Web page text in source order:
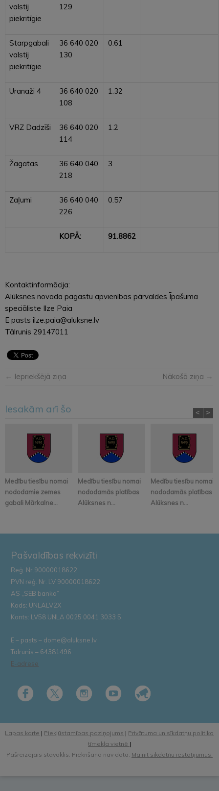
valstij
piekritīgie
129
Starpgabali
valstij
piekritīgie
36 640 020
130
0.61
Uranaži 4
36 640 020
108
1.32
VRZ Dadzīši
36 640 020
114
1.2
Žagatas
36 640 040
218
3
Zaļumi
36 640 040
226
0.57
KOPĀ: 91.8862
Kontaktinformācija:
Alūksnes novada pagastu apvienības pārvaldes Īpašuma
speciāliste Ilze Paia
E pasts ilze.paia@aluksne.lv
Tālrunis 29147011
← Iepriekšējā ziņa Nākošā ziņa →
Iesakām arī šo
Medību tiesību nomai
nododamie zemes
gabali Mārkalne...
Medību tiesību nomai
nododamās platības
Alūksnes n...
Medību tiesību nomai
nododamās platības
Alūksnes n...
< >
Pašvaldības rekvizīti
Reģ. Nr.90000018622
PVN reģ. Nr. LV 90000018622
AS „SEB banka”
Kods: UNLALV2X
Konts: LV58 UNLA 0025 0041 3033 5
E – pasts – dome@aluksne.lv
Tālrunis – 64381496
E-adrese
Lapas karte | Piekļūstamības paziņojums | Privātuma un sīkdatņu politika
tīmekļa vietnē |
Pašreizējais stāvoklis: Piekrišana nav dota. Mainīt sīkdatņu iestatījumus.